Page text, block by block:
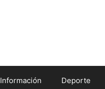
Información Deporte